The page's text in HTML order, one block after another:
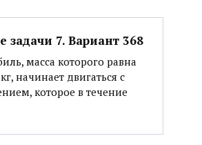
задачи 7. Вариант 368
масса которого равна
начинает двигаться с
которое в течение